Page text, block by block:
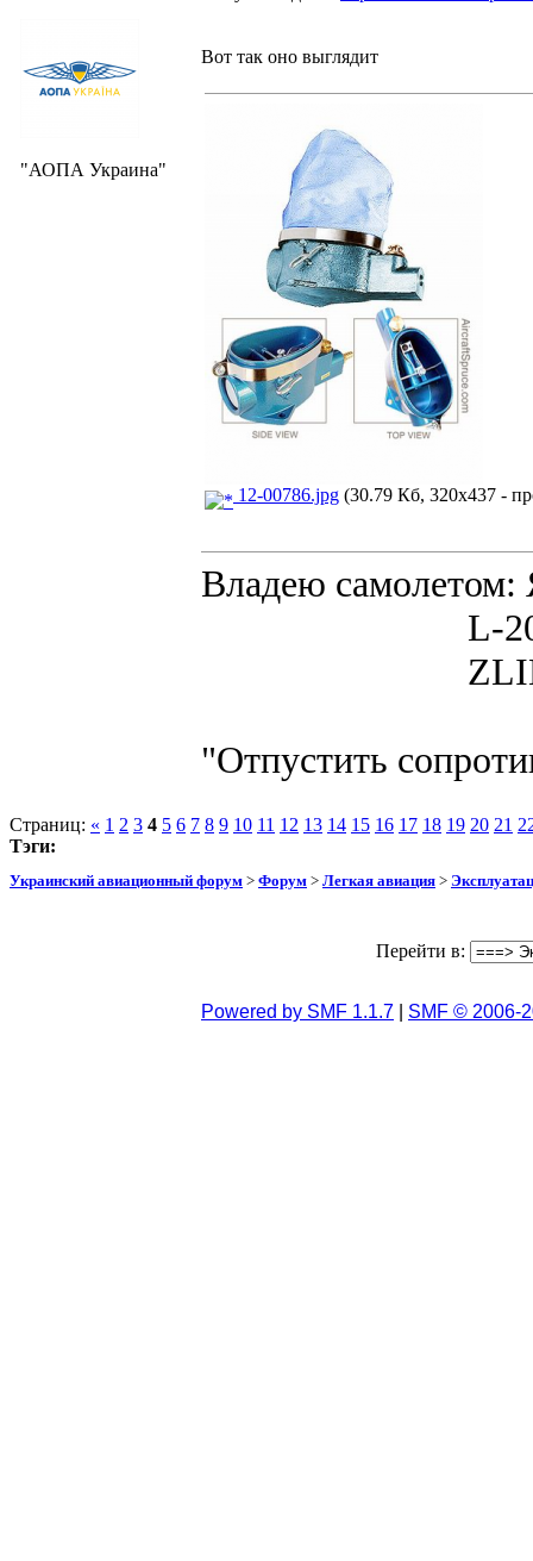
"АОПА Украина"
Вот так оно выглядит
12-00786.jpg (30.79 Кб, 320x437 -
Владею
L-200D
ZLIN 526
"Отпустить
Страниц: « 1 2 3 4 5 6 7 8 9 10 11 12 13 14 15 16 17 18 19 20 21
Тэги:
Украинский авиационный форум > Форум > Легкая авиация >
Перейти в:
Powered by SMF 1.1.7 SMF © 2006-